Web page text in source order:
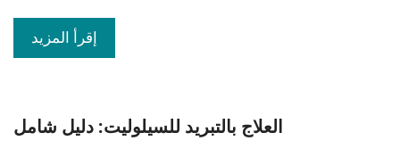
إقرأ المزيد
العلاج بالتبريد للسيلوليت: دليل شامل